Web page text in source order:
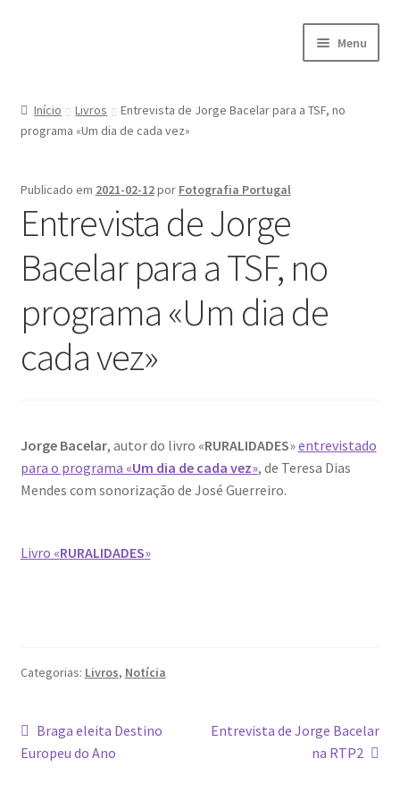
Menu
A minha conta
Carrinho
Checkout
Cookie Policy
Courses
Dicas
Dicas Photoshop
Teletrabalho e Ensino à distância
Início Livros
Entrevista de Jorge Bacelar para a TSF, no
programa «Um dia de cada vez»
Publicado em 2021-02-12por Fotografia Portugal
Entrevista de Jorge
Bacelar para a TSF, no
programa «Um dia de
cada vez»
Jorge Bacelar, autor do livro «RURALIDADES»entrevistado
para o programa «Um dia de cada vez», de Teresa Dias
Mendes com sonorização de José Guerreiro.
Livro «RURALIDADES»
Categorias: Livros, Notícia
Navegação
de
Artigo
anterior:
Braga eleita Destino
Europeu do Ano
Artigo
Entrevista de Jorge Bacelar
na RTP2